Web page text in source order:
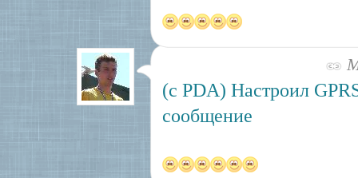
(c PDA) Настроил
сообщение